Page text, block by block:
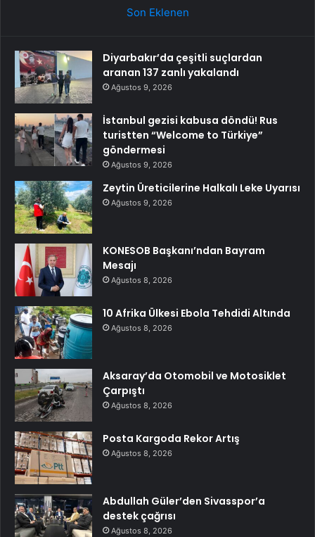
Son Eklenen
Diyarbakır’da çeşitli suçlardan
aranan 137 zanlı yakalandı
Ağustos 9, 2026
İstanbul gezisi kabusa döndü! Rus
turistten “Welcome to Türkiye”
göndermesi
Ağustos 9, 2026
Zeytin Üreticilerine Halkalı Leke Uyarısı
Ağustos 9, 2026
KONESOB Başkanı’ndan Bayram
Mesajı
Ağustos 8, 2026
10 Afrika Ülkesi Ebola Tehdidi Altında
Ağustos 8, 2026
Aksaray’da Otomobil ve Motosiklet
Çarpıştı
Ağustos 8, 2026
Posta Kargoda Rekor Artış
Ağustos 8, 2026
Abdullah Güler’den Sivasspor’a
destek çağrısı
Ağustos 8, 2026